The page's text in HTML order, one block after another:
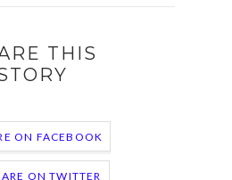
THIS
ON FACEBOOK
ON TWITTER